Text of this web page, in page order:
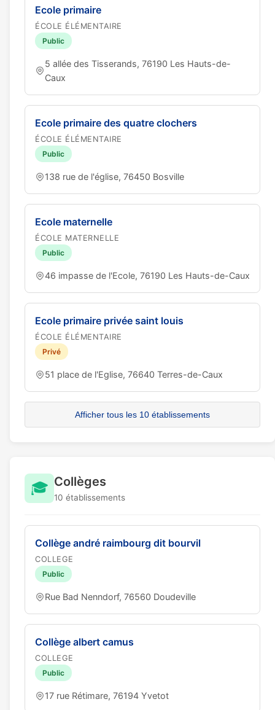
Ecole primaire
ÉCOLE ÉLÉMENTAIRE
Public
5 allée des Tisserands, 76190 Les Hauts-de-
Caux
Ecole primaire des quatre clochers
ÉCOLE ÉLÉMENTAIRE
Public
138 rue de l'église, 76450 Bosville
Ecole maternelle
ÉCOLE MATERNELLE
Public
46 impasse de l'Ecole, 76190 Les Hauts-de-Caux
Ecole primaire privée saint louis
ÉCOLE ÉLÉMENTAIRE
Privé
51 place de l'Eglise, 76640 Terres-de-Caux
Afficher tous les 10 établissements
🎓 Collèges
10 établissements
Collège andré raimbourg dit bourvil
COLLEGE
Public
Rue Bad Nenndorf, 76560 Doudeville
Collège albert camus
COLLEGE
Public
17 rue Rétimare, 76194 Yvetot